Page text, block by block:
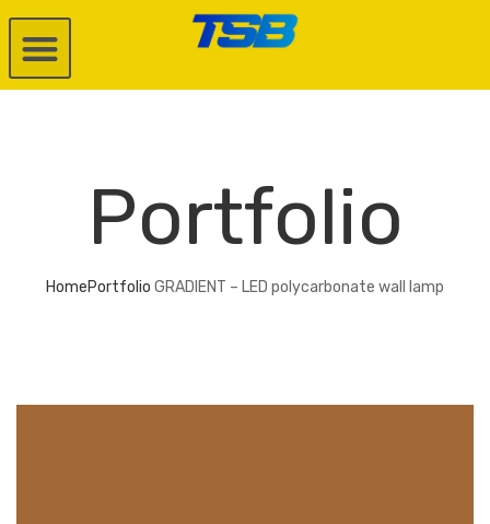
Portfolio
HomePortfolio GRADIENT – LED polycarbonate wall lamp